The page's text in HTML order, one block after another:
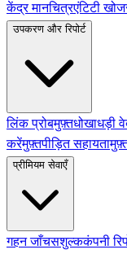
केंद्र मानचित्रएंटिटी खोज
उपकरण और रिपोर्ट
लिंक प्रोबमुफ़्तधोखाधड़ी
करेंमुफ़्तपीड़ित सहायता
प्रीमियम सेवाएँ
गहन जाँचसशुल्ककंपनी